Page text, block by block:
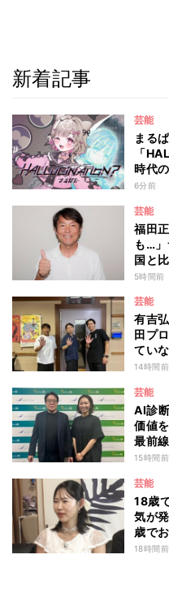
新着記事
芸能
まる
「
時代
6分前
芸能
福田
も…」
国と
5時間前
芸能
有吉
田プ
てい
14時間前
芸能
AI診
価値
最前線
15時間前
芸能
18歳
気が
歳で
島田
18時間前